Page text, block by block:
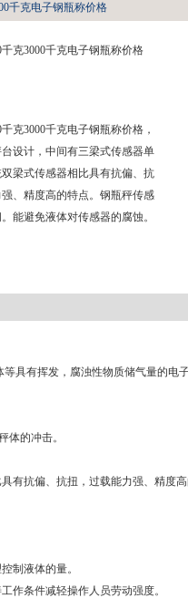
千克电子钢瓶称价格
千克3000千克电子钢瓶称价格
千克3000千克电子钢瓶称价格，
设计，中间有三梁式传感器单
梁式传感器相比具有抗偏、抗
、精度高的特点。钢瓶秤传感
能避免液体对传感器的腐蚀。
具有挥发，腐浊性物质储气量的电子
体的冲击。
有抗偏、抗扭，过载能力强、精度高
制液体的量。
作条件减轻操作人员劳动强度。